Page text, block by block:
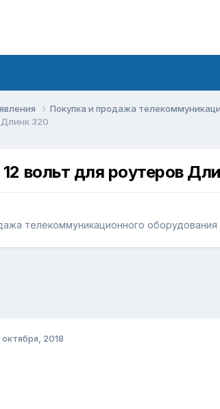
Покупка и продажа
Длинк 320
вольт для роутеров
телекоммуникационного оборудования
октября, 2018